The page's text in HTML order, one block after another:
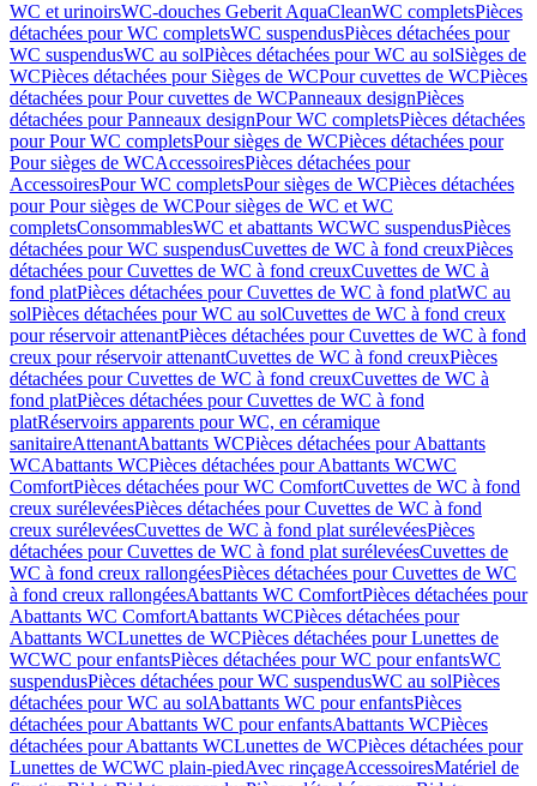
WC et urinoirsWC-douches Geberit AquaCleanWC completsPièces
détachées pour WC completsWC suspendusPièces détachées pour
WC suspendusWC au solPièces détachées pour WC au solSièges de
WCPièces détachées pour Sièges de WCPour cuvettes de WCPièces
détachées pour Pour cuvettes de WCPanneaux designPièces
détachées pour Panneaux designPour WC completsPièces détachées
pour Pour WC completsPour sièges de WCPièces détachées pour
Pour sièges de WCAccessoiresPièces détachées pour
AccessoiresPour WC completsPour sièges de WCPièces détachées
pour Pour sièges de WCPour sièges de WC et WC
completsConsommablesWC et abattants WCWC suspendusPièces
détachées pour WC suspendusCuvettes de WC à fond creuxPièces
détachées pour Cuvettes de WC à fond creuxCuvettes de WC à
fond platPièces détachées pour Cuvettes de WC à fond platWC au
solPièces détachées pour WC au solCuvettes de WC à fond creux
pour réservoir attenantPièces détachées pour Cuvettes de WC à fond
creux pour réservoir attenantCuvettes de WC à fond creuxPièces
détachées pour Cuvettes de WC à fond creuxCuvettes de WC à
fond platPièces détachées pour Cuvettes de WC à fond
platRéservoirs apparents pour WC, en céramique
sanitaireAttenantAbattants WCPièces détachées pour Abattants
WCAbattants WCPièces détachées pour Abattants WCWC
ComfortPièces détachées pour WC ComfortCuvettes de WC à fond
creux surélevéesPièces détachées pour Cuvettes de WC à fond
creux surélevéesCuvettes de WC à fond plat surélevéesPièces
détachées pour Cuvettes de WC à fond plat surélevéesCuvettes de
WC à fond creux rallongéesPièces détachées pour Cuvettes de WC
à fond creux rallongéesAbattants WC ComfortPièces détachées pour
Abattants WC ComfortAbattants WCPièces détachées pour
Abattants WCLunettes de WCPièces détachées pour Lunettes de
WCWC pour enfantsPièces détachées pour WC pour enfantsWC
suspendusPièces détachées pour WC suspendusWC au solPièces
détachées pour WC au solAbattants WC pour enfantsPièces
détachées pour Abattants WC pour enfantsAbattants WCPièces
détachées pour Abattants WCLunettes de WCPièces détachées pour
Lunettes de WCWC plain-piedAvec rinçageAccessoiresMatériel de